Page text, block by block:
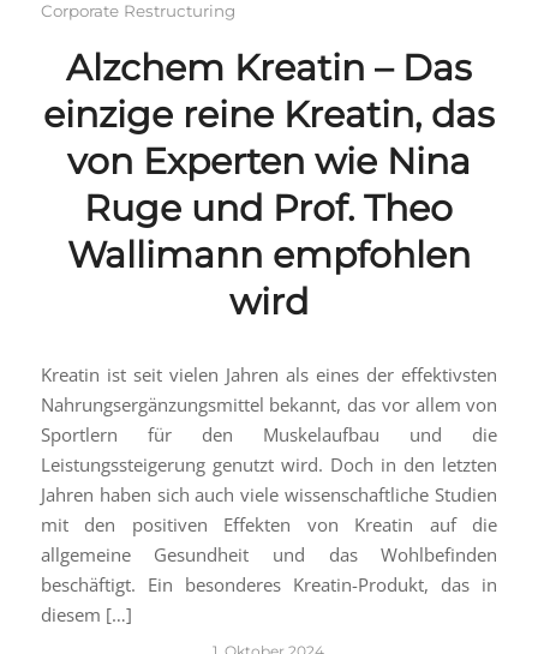
Corporate Restructuring
Alzchem Kreatin – Das
einzige reine Kreatin, das
von Experten wie Nina
Ruge und Prof. Theo
Wallimann empfohlen
wird
Kreatin ist seit vielen Jahren als eines der effektivsten
Nahrungsergänzungsmittel bekannt, das vor allem von
Sportlern für den Muskelaufbau und die
Leistungssteigerung genutzt wird. Doch in den letzten
Jahren haben sich auch viele wissenschaftliche Studien
mit den positiven Effekten von Kreatin auf die
allgemeine Gesundheit und das Wohlbefinden
beschäftigt. Ein besonderes Kreatin-Produkt, das in
diesem […]
1. Oktober 2024